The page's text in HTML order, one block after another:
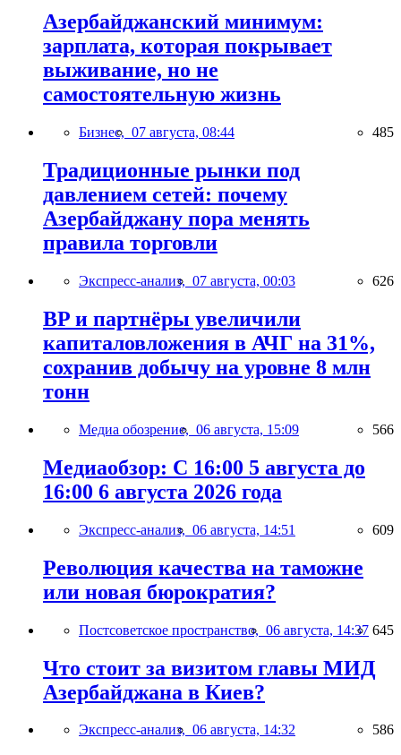
Азербайджанский минимум:
зарплата, которая покрывает
выживание, но не
самостоятельную жизнь
Бизнес, 07 августа, 08:44 485
Традиционные рынки под
давлением сетей: почему
Азербайджану пора менять
правила торговли
Экспресс-анализ, 07 августа, 00:03 626
BP и партнёры увеличили
капиталовложения в АЧГ на 31%,
сохранив добычу на уровне 8 млн
тонн
Медиа обозрение, 06 августа, 15:09 566
Медиаобзор: С 16:00 5 августа до
16:00 6 августа 2026 года
Экспресс-анализ, 06 августа, 14:51 609
Революция качества на таможне
или новая бюрократия?
Постсоветское пространство, 06 августа, 14:37 645
Что стоит за визитом главы МИД
Азербайджана в Киев?
Экспресс-анализ, 06 августа, 14:32 586